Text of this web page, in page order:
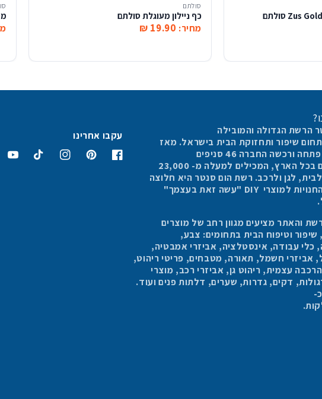
סט סכום 24 חלקים - Zus Gold סולתם
סולתם
כף ניילון מעוגלת סולתם
מחיר: 19.90 ₪
הרשת הגדולה והמובילה
שיפור ותחזוקת הבית בישראל. מאז
ורכשה החברה 46 סניפים
הפרושים בכל הארץ, המכילים למעלה מ- 23,000
לגן ולרכב. רשת הום סנטר היא חלוצה
בתחום החנויות למוצרי DIY "עשה זאת בעצמך"
והאתר מציעים מגוון רחב של מוצרים
שיפור וטיפוח הבית בתחומים: צבע,
כלי עבודה, אינסטלציה, אביזרי אמבטיה,
אביזרי חשמל, תאורה, מטבחים, פריטי ריהוט,
עצמית, ריהוט גן, אביזרי רכב, מוצרי
דקים, גדרות, שערים, דלתות פנים ועוד.
עקבו אחרינו
פייסבוקפינטרסטאינסטגרםטיקטוק